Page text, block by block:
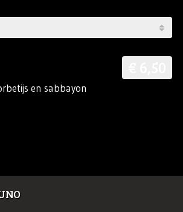
en sabbayon